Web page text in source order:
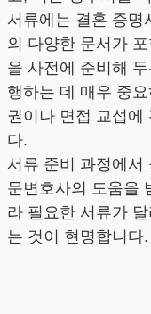
서류에는 결혼 증명
의 다양한 문서가
을 사전에 준비해
행하는 데 매우 중
권이나 면접 교섭에
다.
서류 준비 과정에서
문변호사의 도움을
라 필요한 서류가
는 것이 현명합니다.